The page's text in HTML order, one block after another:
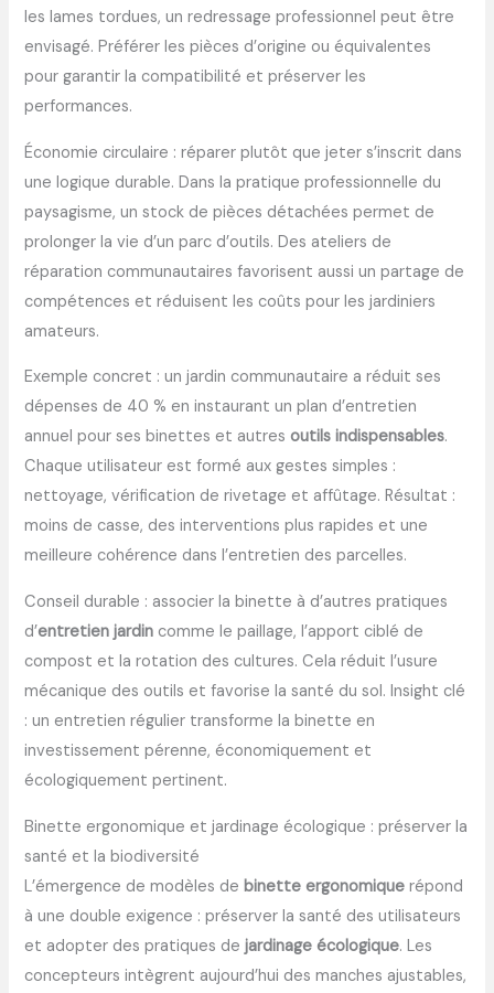
les lames tordues, un redressage professionnel peut être
envisagé. Préférer les pièces d’origine ou équivalentes
pour garantir la compatibilité et préserver les
performances.
Économie circulaire : réparer plutôt que jeter s’inscrit dans
une logique durable. Dans la pratique professionnelle du
paysagisme, un stock de pièces détachées permet de
prolonger la vie d’un parc d’outils. Des ateliers de
réparation communautaires favorisent aussi un partage de
compétences et réduisent les coûts pour les jardiniers
amateurs.
Exemple concret : un jardin communautaire a réduit ses
dépenses de 40 % en instaurant un plan d’entretien
annuel pour ses binettes et autresoutils indispensables.
Chaque utilisateur est formé aux gestes simples :
nettoyage, vérification de rivetage et affûtage. Résultat :
moins de casse, des interventions plus rapides et une
meilleure cohérence dans l’entretien des parcelles.
Conseil durable : associer la binette à d’autres pratiques
d’entretien jardin comme le paillage, l’apport ciblé de
compost et la rotation des cultures. Cela réduit l’usure
mécanique des outils et favorise la santé du sol. Insight clé
: un entretien régulier transforme la binette en
investissement pérenne, économiquement et
écologiquement pertinent.
Binette ergonomique et jardinage écologique : préserver la
santé et la biodiversité
L’émergence de modèles de binette ergonomique répond
à une double exigence : préserver la santé des utilisateurs
et adopter des pratiques dejardinage écologique. Les
concepteurs intègrent aujourd’hui des manches ajustables,